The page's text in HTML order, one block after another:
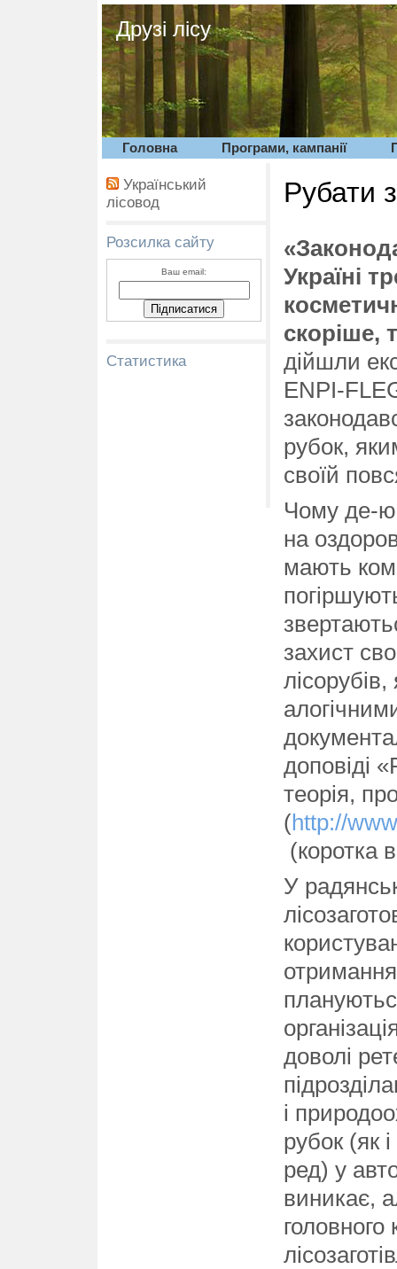
Друзі лісу
Головна Програми, кампанії
Український
лісовод
Розсилка сайту
Ваш email:
Статистика
Рубати
Україні
скоріше,
дійшли
ENPI-
рубок,
своїй
Чому де-
на
мають
захист
доповіді
теорія,
(http://
(коротка
У
доволі
і
рубок (як
ред) у
виникає,
головного